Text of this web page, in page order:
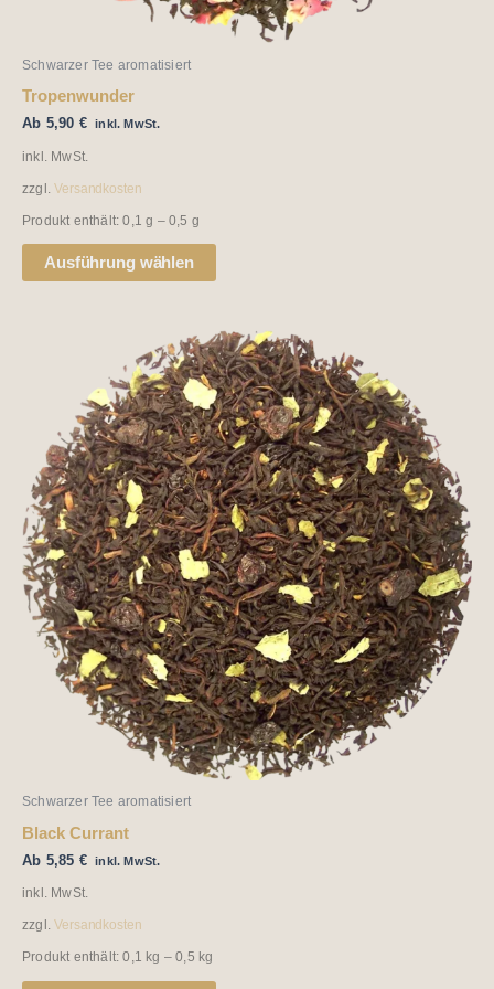
Schwarzer Tee aromatisiert
Tropenwunder
Ab 5,90 € inkl. MwSt.
inkl. MwSt.
zzgl.Versandkosten
Produkt enthält: 0,1g – 0,5 g
Ausführung wählen
werden
Schwarzer Tee aromatisiert
Black Currant
Ab 5,85 € inkl. MwSt.
inkl. MwSt.
zzgl.Versandkosten
Produkt enthält: 0,1 kg – 0,5 kg
Dieses
Produkt
weist
mehrere
Varianten
auf.
Die
Optionen
können
auf
der
Produktseite
gewählt
werden